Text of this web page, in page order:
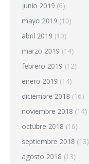
junio 2019 (6)
mayo 2019 (10)
abril 2019 (10)
marzo 2019 (14)
febrero 2019 (12)
enero 2019 (14)
diciembre 2018 (16)
noviembre 2018 (14)
octubre 2018 (16)
septiembre 2018 (13)
agosto 2018 (13)